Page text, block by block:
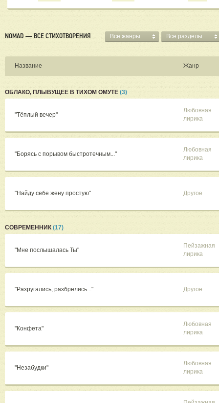
NOMAD — ВСЕ СТИХОТВОРЕНИЯ Все жанры Все разделы
Название Жанр
ОБЛАКО, ПЛЫВУЩЕЕ В ТИХОМ ОМУТЕ (3)
"Тёплый вечер"
Любовная
лирика
"Борясь с порывом быстротечным..."
Любовная
лирика
"Найду себе жену простую" Другое
СОВРЕМЕННИК (17)
"Мне послышалась Ты"
Пейзажная
лирика
"Разругались, разбрелись..." Другое
"Конфета"
Любовная
лирика
"Незабудки"
Любовная
лирика